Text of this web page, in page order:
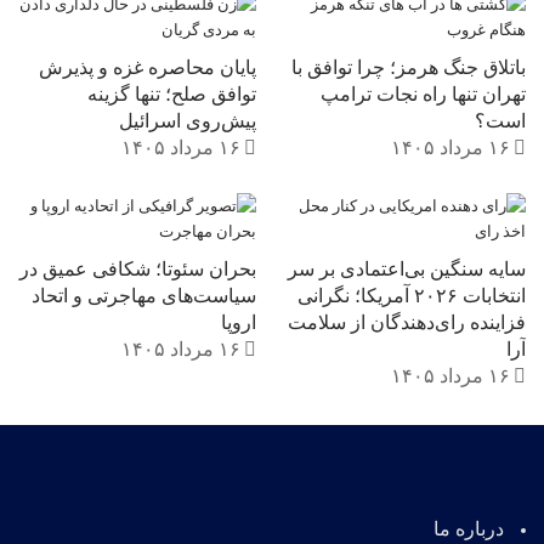
متکی بر مداخله نظامی و ائتلاف‌های امنیتی بود،
چین نفوذ خود را از طریق توسعه زیرساخت‌ها،
ادغام اقتصادی و پروژه‌های اتصال منطقه‌ای
گسترش می‌دهد. در این میان، ایران جایگاهی
کلیدی دارد، زیرا علاوه بر منابع انرژی، حلقه اتصال
آسیای مرکزی، خلیج فارس، غرب‌آسیا و مسیرهای
منتهی به اروپا محسوب می‌شود. از منظر ابتکار
کمربند و جاده نیز ایران یک مرکز راهبردی برای
اتصال اوراسیاست.
عین حال، پکن ناچار است میان روابط خود با ایران،
باتلاق جنگ هرمز؛ چرا توافق با
تهران تنها راه نجات ترامپ
است؟
۱۶ مرداد ۱۴۰۵
پایان محاصره غزه و پذیرش
توافق صلح؛ تنها گزینه
پیش‌روی اسرائیل
۱۶ مرداد ۱۴۰۵
سایه سنگین بی‌اعتمادی بر سر
انتخابات ۲۰۲۶ آمریکا؛ نگرانی
فزاینده رای‌دهندگان از سلامت
آرا
۱۶ مرداد ۱۴۰۵
بحران سئوتا؛ شکافی عمیق در
سیاست‌های مهاجرتی و اتحاد
اروپا
۱۶ مرداد ۱۴۰۵
درباره ما